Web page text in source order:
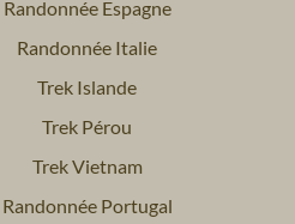
Randonnée Espagne
Randonnée Italie
Trek Islande
Trek Pérou
Trek Vietnam
Randonnée Portugal